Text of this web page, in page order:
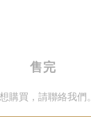
售完
購買，請聯絡我們。